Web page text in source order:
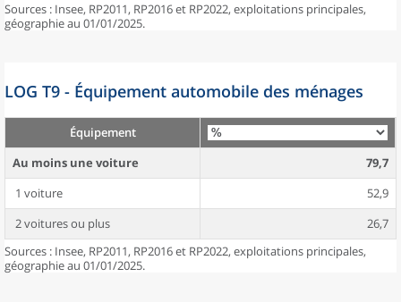
Sources : Insee, RP2011, RP2016 et RP2022, exploitations principales,
géographie au 01/01/2025.
LOG T9 - Équipement automobile des ménages
Équipement
Au moins une voiture
79,7
1 voiture
52,9
2 voitures ou plus
26,7
Sources : Insee, RP2011, RP2016 et RP2022, exploitations principales,
géographie au 01/01/2025.